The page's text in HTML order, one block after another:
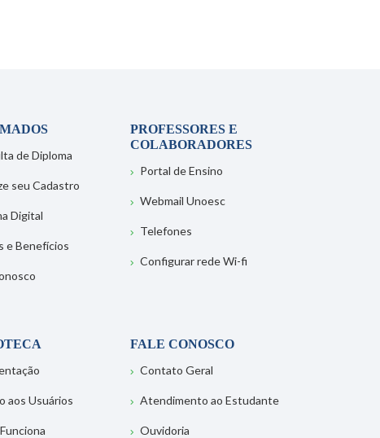
de Diploma
seu Cadastro
Digital
e Benefícios
PROFESSORES E
COLABORADORES
Portal de Ensino
Webmail Unoesc
Telefones
Configurar rede Wi-fi
aos Usuários
FALE CONOSCO
Contato Geral
Atendimento ao Estudante
Ouvidoria